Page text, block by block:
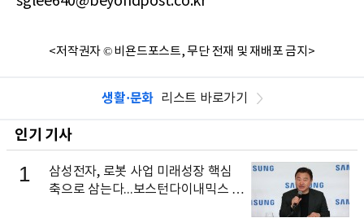
<저작권자 © 비욘드포스트, 무단 전재 및 재배포 금지>
생활·문화 리스트 바로가기
인기 기사
1
삼성전자, 로봇 사업 미래성장 핵심
축으로 삼는다...보스턴다이내믹스 출